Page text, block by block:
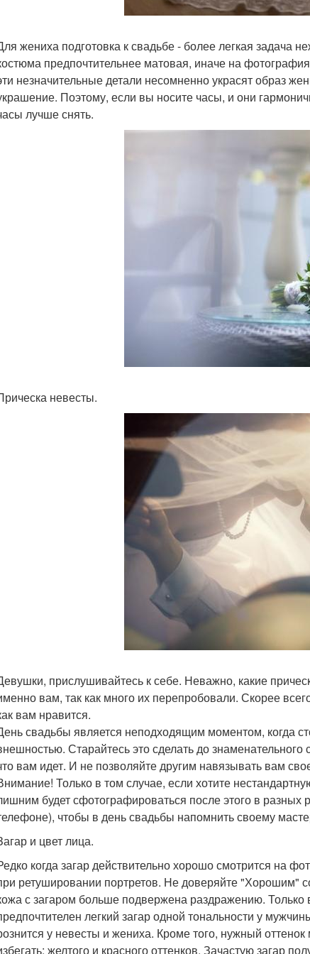
жениха подготовка к свадьбе - более легкая задача
предпочтительнее матовая, иначе на
незначительные детали несомненно украсят образ
Поэтому, если вы носите часы, и они
лучше снять.
невесты.
прислушивайтесь к себе. Неважно, какие
вам, так как много их перепробовали. Скорее
вам нравится.
свадьбы является неподходящим моментом, когда
Старайтесь это сделать до
вам идет. И не позволяйте другим навязывать вам
Только в том случае, если хотите
будет сфотографироваться после этого в
чтобы в день свадьбы напомнить своему
и цвет лица.
когда загар действительно хорошо смотрится на
ретушировании портретов. Не доверяйте "Хорошим"
с загаром больше подвержена раздражению. Только
легкий загар одной тональности у
у невесты и жениха. Кроме того, нужный
желтого и красного оттенков. Зачастую загар